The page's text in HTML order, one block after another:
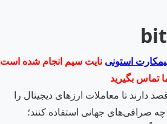
استونی نایت سیم انجام شده است
تماس بگیرید
دارند تا معاملات ارزهای دیجیتال را
چه صرافی‌های جهانی استفاده کنند؛